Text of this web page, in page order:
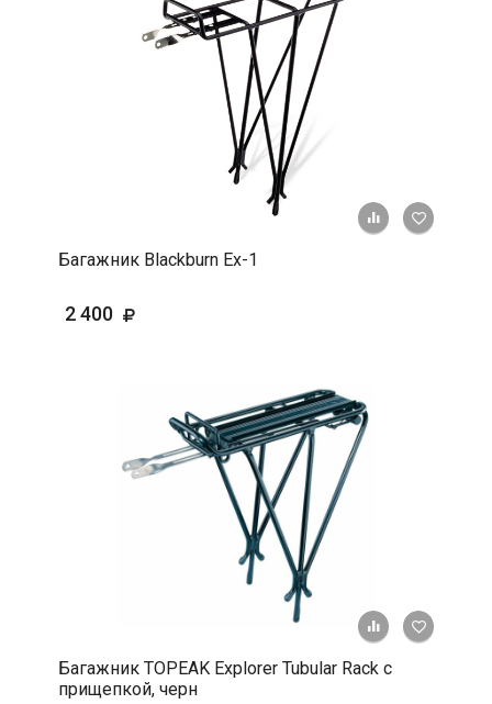
+ К
Багажник Blackburn Ex-1
2 400
+ К
Багажник TOPEAK Explorer Tubular Rack с
прищепкой, черн